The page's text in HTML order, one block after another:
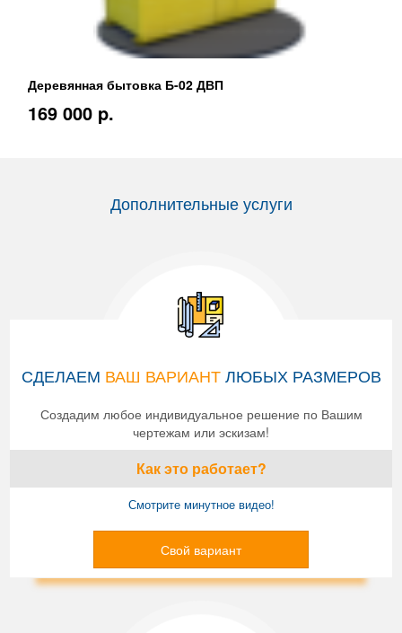
Деревянная бытовка Б-02 ДВП
169 000 p.
Дополнительные услуги
СДЕЛАЕМ ВАШ ВАРИАНТЛЮБЫХ РАЗМЕРОВ
Создадим любое индивидуальное решение по Вашим
чертежам или эскизам!
Как это работает?
Смотрите минутное видео!
Свой вариант